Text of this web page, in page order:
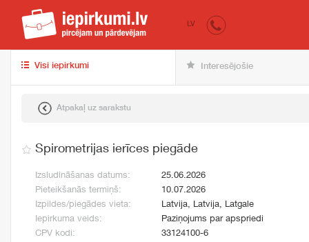
iepirkumi.lv
LV
Visi iepirkumi Interesējošie
Atpakaļ uz sarakstu
Spirometrijas ierīces piegāde
Izsludināšanas datums:
25.06.2026
Pieteikšanās termiņš:
10.07.2026
Izpildes/piegādes vieta:
Latvija, Latvija, Latgale
Iepirkuma veids:
Paziņojums par apspriedi
CPV kodi:
33124100-6